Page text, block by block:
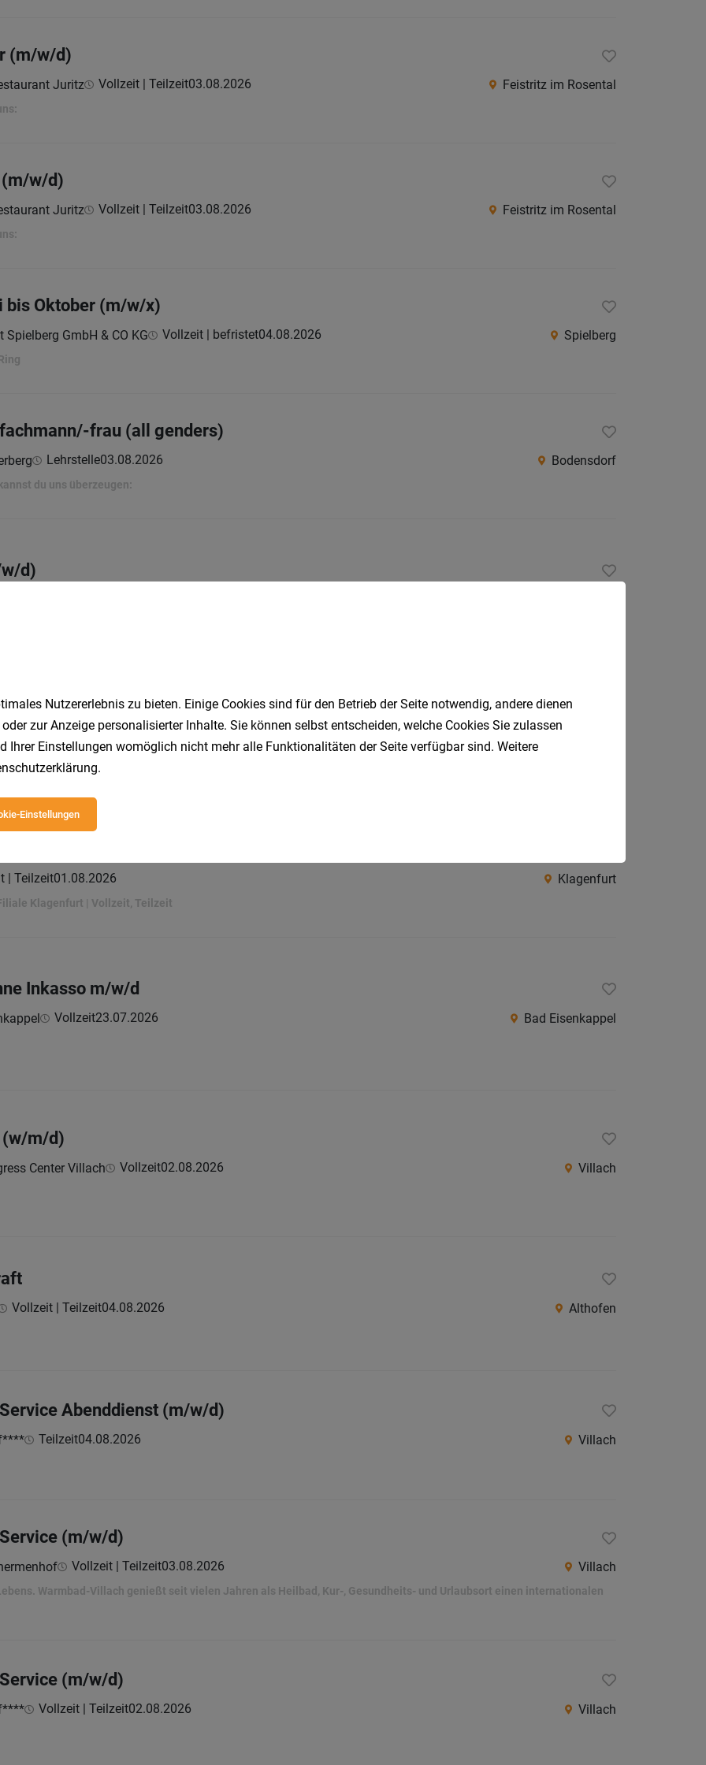
(m/w/d)
Juritz Vollzeit | Teilzeit03.08.2026 Feistritz im Rosental
(m/w/d)
Juritz Vollzeit | Teilzeit03.08.2026 Feistritz im Rosental
bis Oktober (m/w/x)
Spielberg GmbH & CO KG Vollzeit | befristet04.08.2026 Spielberg
frau (all genders)
Lehrstelle03.08.2026 Bodensdorf
du uns überzeugen:
d)
Vollzeit29.07.2026
wir dir anvertrauen:
| Teilzeit01.08.2026 Klagenfurt
Klagenfurt | Vollzeit, Teilzeit
Inkasso m/w/d
Vollzeit23.07.2026 Bad Eisenkappel
(w/m/d)
Center Villach Vollzeit02.08.2026 Villach
Vollzeit | Teilzeit04.08.2026 Althofen
Abenddienst (m/w/d)
Teilzeit04.08.2026 Villach
(m/w/d)
Vollzeit | Teilzeit03.08.2026 Villach
Warmbad-Villach genießt seit vielen Jahren als Heilbad, Kur-, Gesundheits- und Urlaubsort einen internationalen
(m/w/d)
Vollzeit | Teilzeit02.08.2026 Villach
Nutzererlebnis zu bieten. Einige Cookies sind für den Betrieb der Seite notwendig, andere dienen
zur Anzeige personalisierter Inhalte. Sie können selbst entscheiden, welche Cookies Sie zulassen
Ihrer Einstellungen womöglich nicht mehr alle Funktionalitäten der Seite verfügbar sind. Weitere
.
Einstellungen